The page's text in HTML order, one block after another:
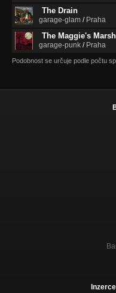
The Drain
garage-glam / Praha
The Maggie's
garage-punk / Praha
Podobnost se určuje podle počtu